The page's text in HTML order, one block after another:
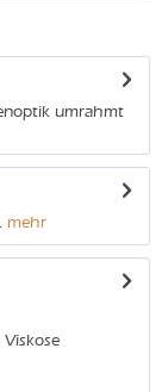
umrahmt
mehr